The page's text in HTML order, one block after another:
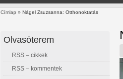
Címlap » Nágel Zsuzsanna: Otthonoktatás
Olvasóterem
RSS – cikkek
RSS – kommentek